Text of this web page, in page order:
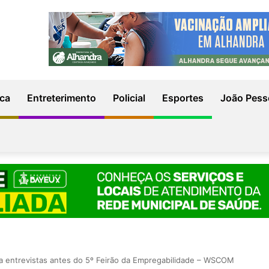
Entreterimento Policial Esportes João
antes do 5º Feirão da Empregabilidade – WSCOM